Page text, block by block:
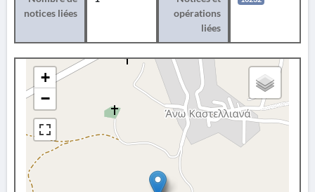
notices liées
opérations
liées
+
−